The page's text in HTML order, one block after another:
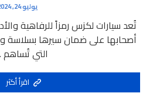
يوليو 24, 2024
تُعد سيارات لكزس رمزاً للرفاهية
أصحابها على ضمان سيرها بسلاسة
التي تُساهم
اقرأ أكثر